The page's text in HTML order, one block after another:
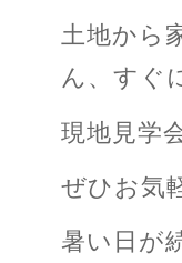
土地から
ん、すぐ
現地見学
ぜひお気
暑い日が